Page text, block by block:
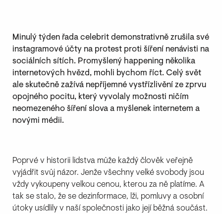
Minulý týden řada celebrit demonstrativně zrušila své
instagramové účty na protest proti šíření nenávisti na
sociálních sítích. Promyšlený happening několika
internetových hvězd, mohli bychom říct. Celý svět
ale skutečně zažívá nepříjemné vystřízlivění ze zprvu
opojného pocitu, který vyvolaly možnosti ničím
neomezeného šíření slova a myšlenek internetem a
novými médii.
Poprvé v historii lidstva může každý člověk veřejně
vyjádřit svůj názor. Jenže všechny velké svobody jsou
vždy vykoupeny velkou cenou, kterou za ně platíme. A
tak se stalo, že se dezinformace, lži, pomluvy a osobní
útoky usídlily v naší společnosti jako její běžná součást.